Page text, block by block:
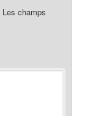
Les champs